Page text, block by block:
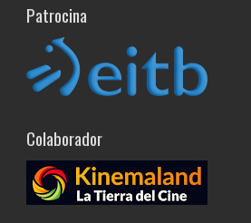
Patrocina
Colaborador